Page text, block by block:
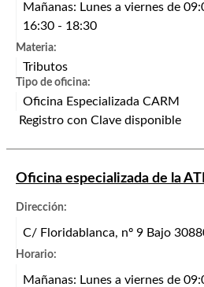
Mañanas: Lunes a viernes de
16:30 - 18:30
Materia:
Tributos
Tipo de oficina:
Oficina Especializada CARM
Registro con Clave disponible
Oficina especializada de la
Dirección:
C/ Floridablanca, nº 9 Bajo
Horario:
Mañanas: Lunes a viernes de